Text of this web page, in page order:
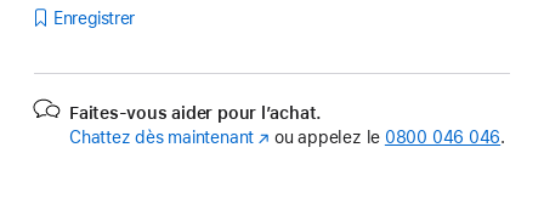
Enregistrer
Faites-vous aider pour l’achat.
Chattez dès maintenant (s’ouvre
ou appelez le 0800 046 046.